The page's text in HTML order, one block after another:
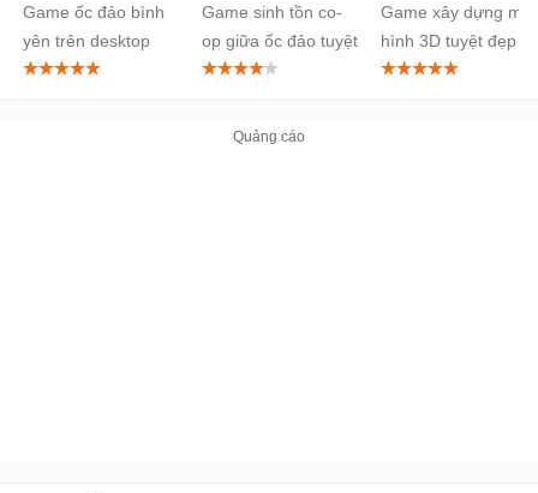
Game ốc đảo bình
yên trên desktop
Game sinh tồn co-
op giữa ốc đảo tuyệt
đẹp
Game xây dựng mô
hình 3D tuyệt đẹp